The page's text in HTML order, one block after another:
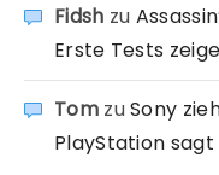
Fidsh zu
Erste Tests
TomzuSony
PlayStation